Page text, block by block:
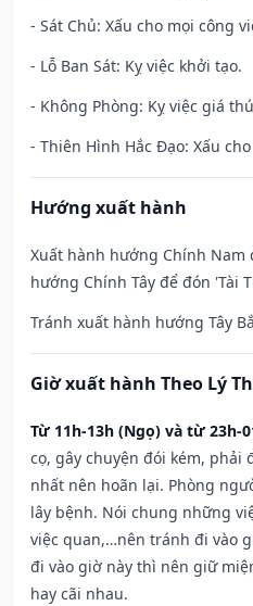
- Sát Chủ: Xấu cho mọi công
- Lỗ Ban Sát: Kỵ việc khởi tạo.
- Không Phòng: Kỵ việc giá
- Thiên Hình Hắc Đạo: Xấu
Hướng xuất hành
Xuất hành hướng Chính Nam
hướng Chính Tây để đón 'Tài
Tránh xuất hành hướng Tây
Giờ xuất hành Theo Lý
Từ 11h-13h (Ngọ) và từ 23h-
cọ, gây chuyện đói kém,
nhất nên hoãn lại. Phòng
lây bệnh. Nói chung những
việc quan,…nên tránh đi vào
đi vào giờ này thì nên giữ
hay cãi nhau.